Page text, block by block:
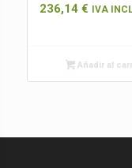
236,14 € IVA
Añadir al